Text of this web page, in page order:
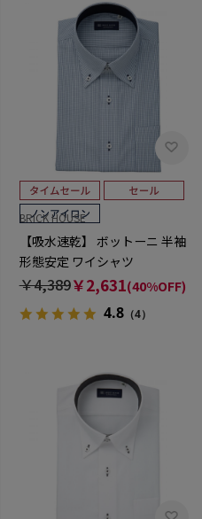
BRICK HOUSE
【吸水速乾】 ボットーニ 半袖
形態安定 ワイシャツ
￥4,389￥2,631(40%OFF)
4.8（4）